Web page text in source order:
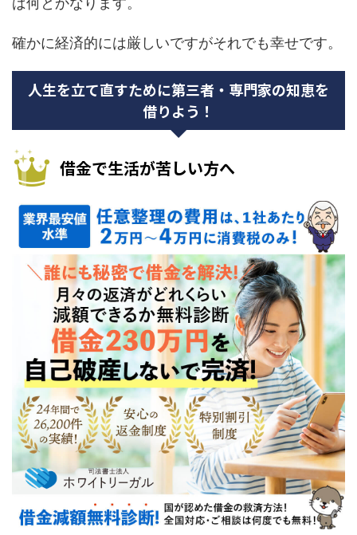
確かに経済的には厳しいですがそれでも幸せです。
人生を立て直すために第三者・専門家の知恵を
借りよう！
借金で生活が苦しい方へ